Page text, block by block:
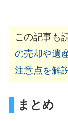
この記事も
の売却や遺
注意点を解
まとめ